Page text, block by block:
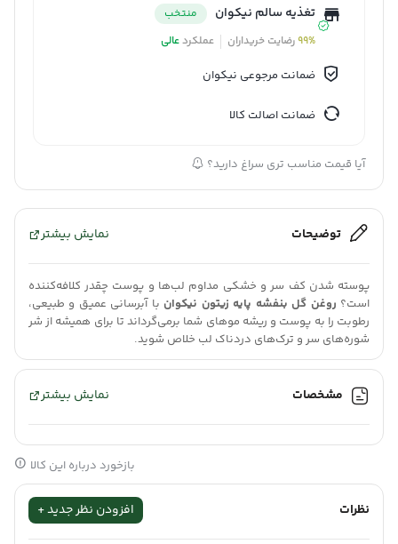
تغذیه سالم نیکوان
منتخب
99%رضایت خریداران عملکردعالی
ضمانت مرجوعی نیکوان
ضمانت اصالت کالا
آیا قیمت مناسب تری سراغ دارید؟
توضیحات نمایش بیشتر
پوسته شدن کف سر و خشکی مداوم لب‌ها و پوست چقدر کلافه‌کننده‌
است؟ روغن گل بنفشه پایه زیتون نیکوان با آبرسانی عمیق و طبیعی،
رطوبت را به پوست و ریشه موهای شما برمی‌گرداند تا برای همیشه از شر
شوره‌های سر و ترک‌های دردناک لب خلاص شوید.
می‌دهد. اما خیلی وقت‌ها تغییرات آب‌وهوایی یا کم‌آبی بدن باعث
می‌شود پوست و لب‌هایمان خشک و ترک‌خورده شوند، یا شوره و پوسته
شدن سر ظاهرِ موهایمان را خراب کند. برای حل این کلافگی‌ها، نیازی به
مشخصات نمایش بیشتر
بازخورد درباره این کالا
نظرات افزودن نظر جدید +